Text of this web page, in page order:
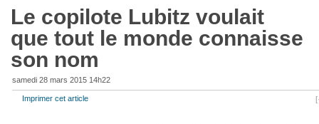
Le copilote Lubitz voulait
que tout le monde connaisse
son nom
samedi 28 mars 2015 14h22
Imprimer cet article [